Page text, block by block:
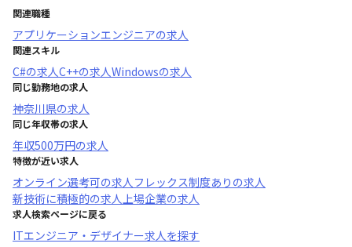
関連職種
アプリケーションエンジニアの求人
関連スキル
C#の求人C++の求人Windowsの求人
同じ勤務地の求人
神奈川県の求人
同じ年収帯の求人
年収500万円の求人
特徴が近い求人
オンライン選考可の求人フレックス制度あり の求人
新技術に積極的の求人上場企業の求人
求人検索ページに戻る
ITエンジニア・デザイナー求人を探す